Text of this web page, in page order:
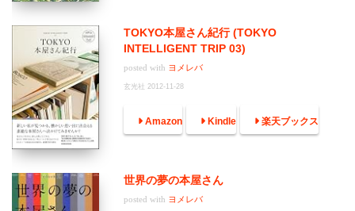
TOKYO本屋さん紀行 (TOKYO
INTELLIGENT TRIP 03)
posted with ヨメレバ
玄光社 2012-11-28
Amazon Kindle 楽天ブックス
世界の夢の本屋さん
posted with ヨメレバ